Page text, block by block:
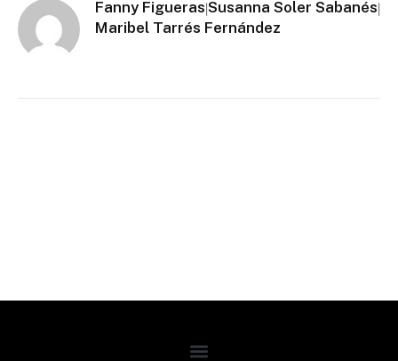
Fanny Figueras|Susanna Soler Sabanés|
Maribel Tarrés Fernández